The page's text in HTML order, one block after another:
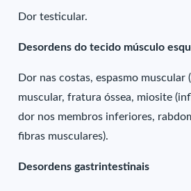
Dor testicular.
Desordens do tecido músculo
Dor nas costas, espasmo muscular
muscular, fratura óssea, miosite
dor nos membros inferiores,
fibras musculares).
Desordens gastrintestinais